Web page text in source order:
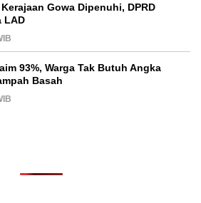
Gowa Dipenuhi, DPRD
LAD
93%, Warga Tak Butuh Angka
Basah